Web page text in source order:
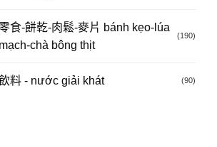
零食-餅乾-肉鬆-麥片 bánh kẹo-lúa
mạch-chà bông thịt
(190)
料 - nước giải khát (90)